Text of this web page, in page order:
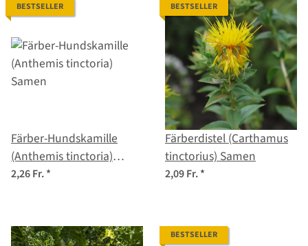
BESTSELLER
Färber-Hundskamille
(Anthemis tinctoria)
Samen
2,26 Fr.*
BESTSELLER
Färberdistel (Carthamus
tinctorius) Samen
2,09 Fr.*
BESTSELLER